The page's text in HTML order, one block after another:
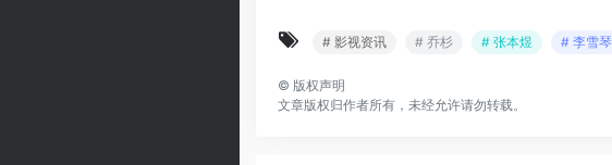
# 影视资讯 # 乔杉 # 张本煜 # 李雪琴
© 版权声明
文章版权归作者所有，未经允许请勿转载。